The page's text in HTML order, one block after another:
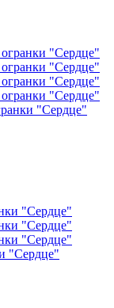
"Сердце"
"Сердце"